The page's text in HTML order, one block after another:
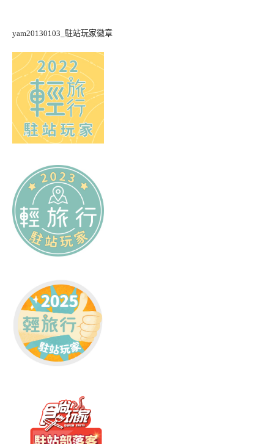
yam20130103_駐站玩家徽章